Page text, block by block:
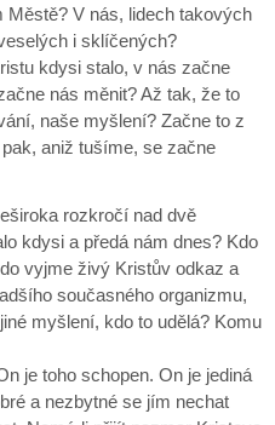
V nás, lidech takových
i sklíčených?
kdysi stalo, v nás začne
nás měnit? Až tak, že to
naše myšlení? Začne to z
aniž tušíme, se začne
rozkročí nad dvě
kdysi a předá nám dnes? Kdo
vyjme živý Kristův odkaz a
současného organizmu,
myšlení, kdo to udělá? Komu
je toho schopen. On je jediná
a nezbytné se jím nechat